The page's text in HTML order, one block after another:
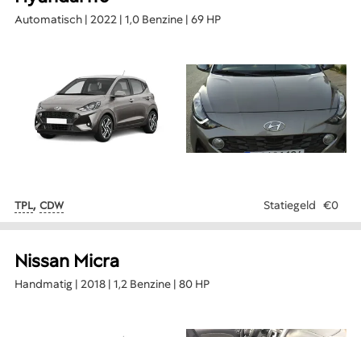
Automatisch | 2022 | 1,0 Benzine | 69 HP
TPL, CDW Statiegeld €0
Nissan Micra
Handmatig | 2018 | 1,2 Benzine | 80 HP